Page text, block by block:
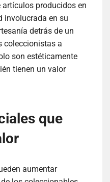
producidos en
involucrada en su
detrás de un
coleccionistas a
son estéticamente
tienen un valor
que
aumentar